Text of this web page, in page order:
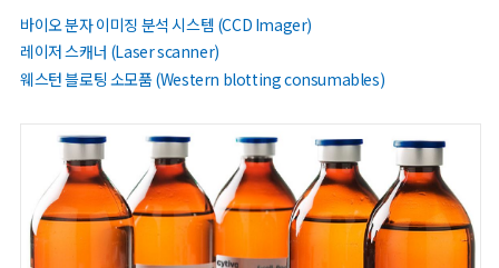
바이오 분자 이미징 분석 시스템 (CCD Imager)
레이저 스캐너 (Laser scanner)
웨스턴 블로팅 소모품 (Western blotting consumables)